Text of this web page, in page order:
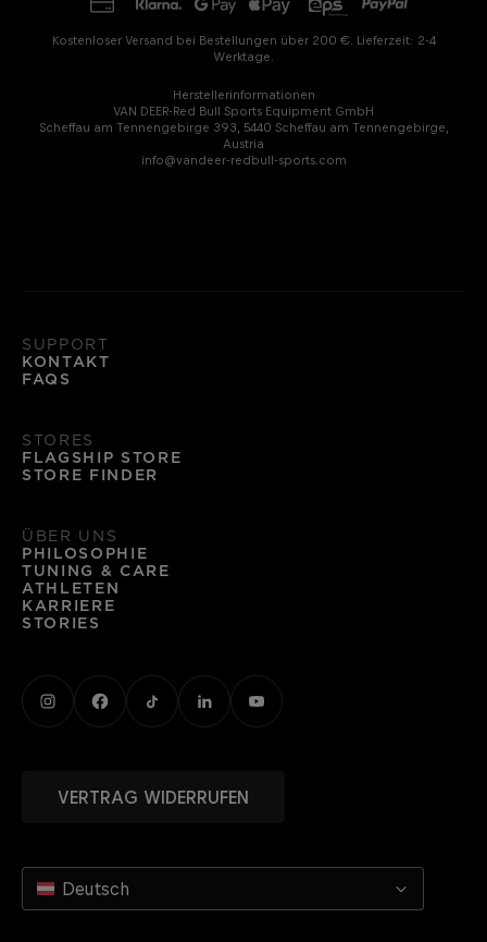
Kostenloser Versand bei Bestellungen über 200 €. Lieferzeit: 2-4
Werktage.
Herstellerinformationen
VAN DEER-Red Bull Sports Equipment GmbH
Scheffau am Tennengebirge 393, 5440 Scheffau am Tennengebirge,
Austria
info@vandeer-redbull-sports.com